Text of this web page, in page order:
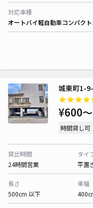
対応車種
オートバイ軽自動車コンパク
城東町1-
¥600〜
時間貸し可
貸出時間
24時間営業
タイ
平置
長さ
500cm 以下
車幅